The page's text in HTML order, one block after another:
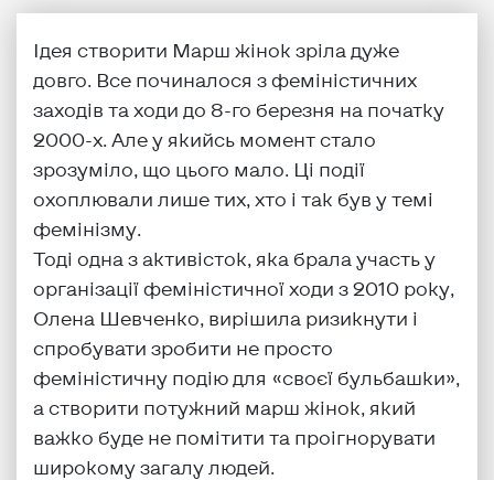
Ідея створити Марш жінок зріла дуже
довго. Все починалося з феміністичних
заходів та ходи до 8-го березня на початку
2000-х. Але у якийсь момент стало
зрозуміло, що цього мало. Ці події
охоплювали лише тих, хто і так був у темі
фемінізму.
Тоді одна з активісток, яка брала участь у
організації феміністичної ходи з 2010 року,
Олена Шевченко, вирішила ризикнути і
спробувати зробити не просто
феміністичну подію для «своєї бульбашки»,
а створити потужний марш жінок, який
важко буде не помітити та проігнорувати
широкому загалу людей.